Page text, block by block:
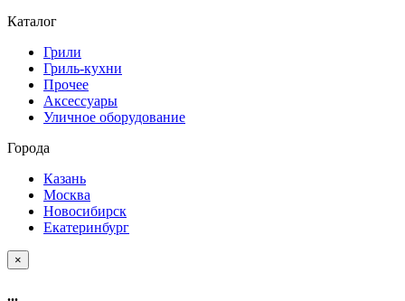
Каталог
Грили
Гриль-кухни
Прочее
Аксессуары
Уличное оборудование
Города
Казань
Москва
Новосибирск
Екатеринбург
×
...